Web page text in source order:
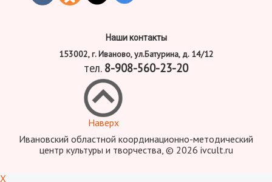
Наши контакты
153002, г. Иваново, ул.Батурина, д. 14/12
тел. 8-908-560-23-20
Наверх
Ивановский областной координационно-методический
центр культуры и творчества, © 2026 ivcult.ru
X